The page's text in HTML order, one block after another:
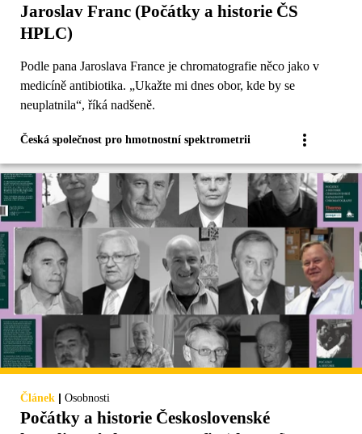
Jaroslav Franc (Počátky a historie ČS
HPLC)
Podle pana Jaroslava France je chromatografie něco jako v
medicíně antibiotika. „Ukažte mi dnes obor, kde by se
neuplatnila“, říká nadšeně.
Česká společnost pro hmotnostní spektrometrii
Článek | Osobnosti
Počátky a historie Československé